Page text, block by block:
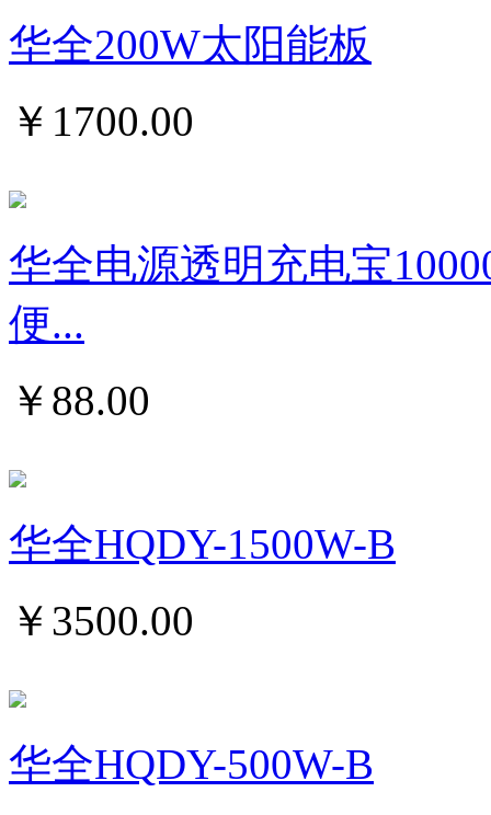
华全200W太阳能板
￥ 1700.00
华全电源透明充电宝
便...
￥ 88.00
华全HQDY-1500W-B
￥ 3500.00
华全HQDY-500W-B